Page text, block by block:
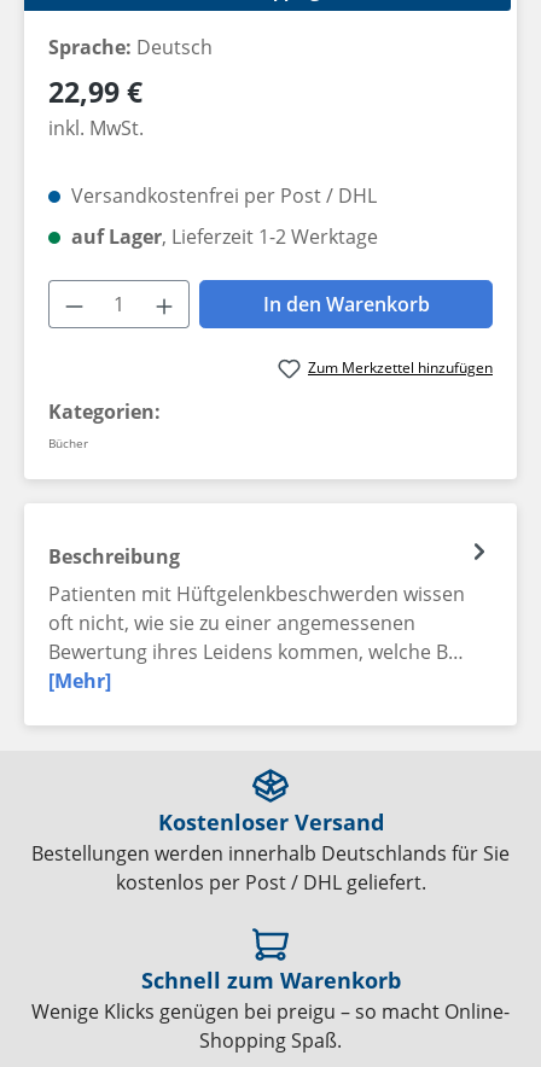
Sprache: Deutsch
Regulärer Preis:
22,99 €
inkl. MwSt.
Versandkostenfrei per Post / DHL
auf Lager, Lieferzeit 1-2 Werktage
Produkt Anzahl: Gib den
In den Warenkorb
Zum Merkzettel hinzufügen
Kategorien:
Bücher
Beschreibung
Patienten mit Hüftgelenkbeschwerden wissen
oft nicht, wie sie zu einer angemessenen
Bewertung ihres Leidens kommen, welche B…
[Mehr]
Kostenloser Versand
Bestellungen werden innerhalb Deutschlands für Sie
kostenlos per Post / DHL geliefert.
Schnell zum Warenkorb
Wenige Klicks genügen bei preigu – so macht Online-
Shopping Spaß.